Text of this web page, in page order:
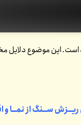
سال گذشته به شدت رو به افزایش بوده است.
ســنگ از نمــا و